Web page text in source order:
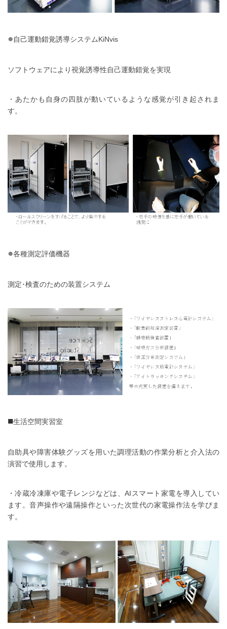
●自己運動錯覚誘導システムKiNvis
ソフトウェアにより視覚誘導性自己運動錯覚を実現
・あたかも自身の四肢が動いているような感覚が引き起されま
す。
●各種測定評価機器
測定･検査のための装置システム
■生活空間実習室
自助具や障害体験グッズを用いた調理活動の作業分析と介入法の
演習で使用します。
・冷蔵冷凍庫や電子レンジなどは、AIスマート家電を導入してい
ます。音声操作や遠隔操作といった次世代の家電操作法を学びま
す。